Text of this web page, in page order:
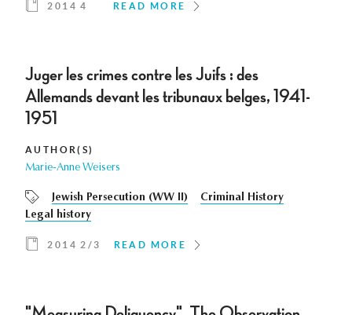
2014 4 READ MORE
Juger les crimes contre les Juifs : des
Allemands devant les tribunaux belges, 1941-
1951
AUTHOR(S)
Marie-Anne Weisers
Jewish Persecution (WW II)
Criminal History
Legal history
2014 2/3 READ MORE